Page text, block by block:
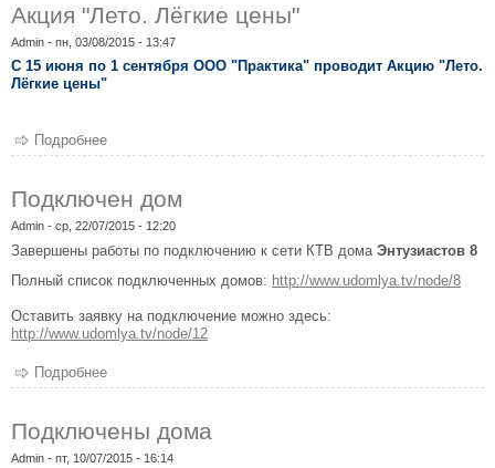
Акция "Лето. Лёгкие цены"
Admin - пн, 03/08/2015 - 13:47
С 15 июня по 1 сентября ООО "Практика" проводит Акцию "Лето.
Лёгкие цены"
Подробнее
Подключен дом
Admin - ср, 22/07/2015 - 12:20
Завершены работы по подключению к сети КТВ дома Энтузиастов 8
Полный список подключенных домов: http://www.udomlya.tv/node/8
Оставить заявку на подключение можно здесь:
http://www.udomlya.tv/node/12
Подробнее
Подключены дома
Admin - пт, 10/07/2015 - 16:14